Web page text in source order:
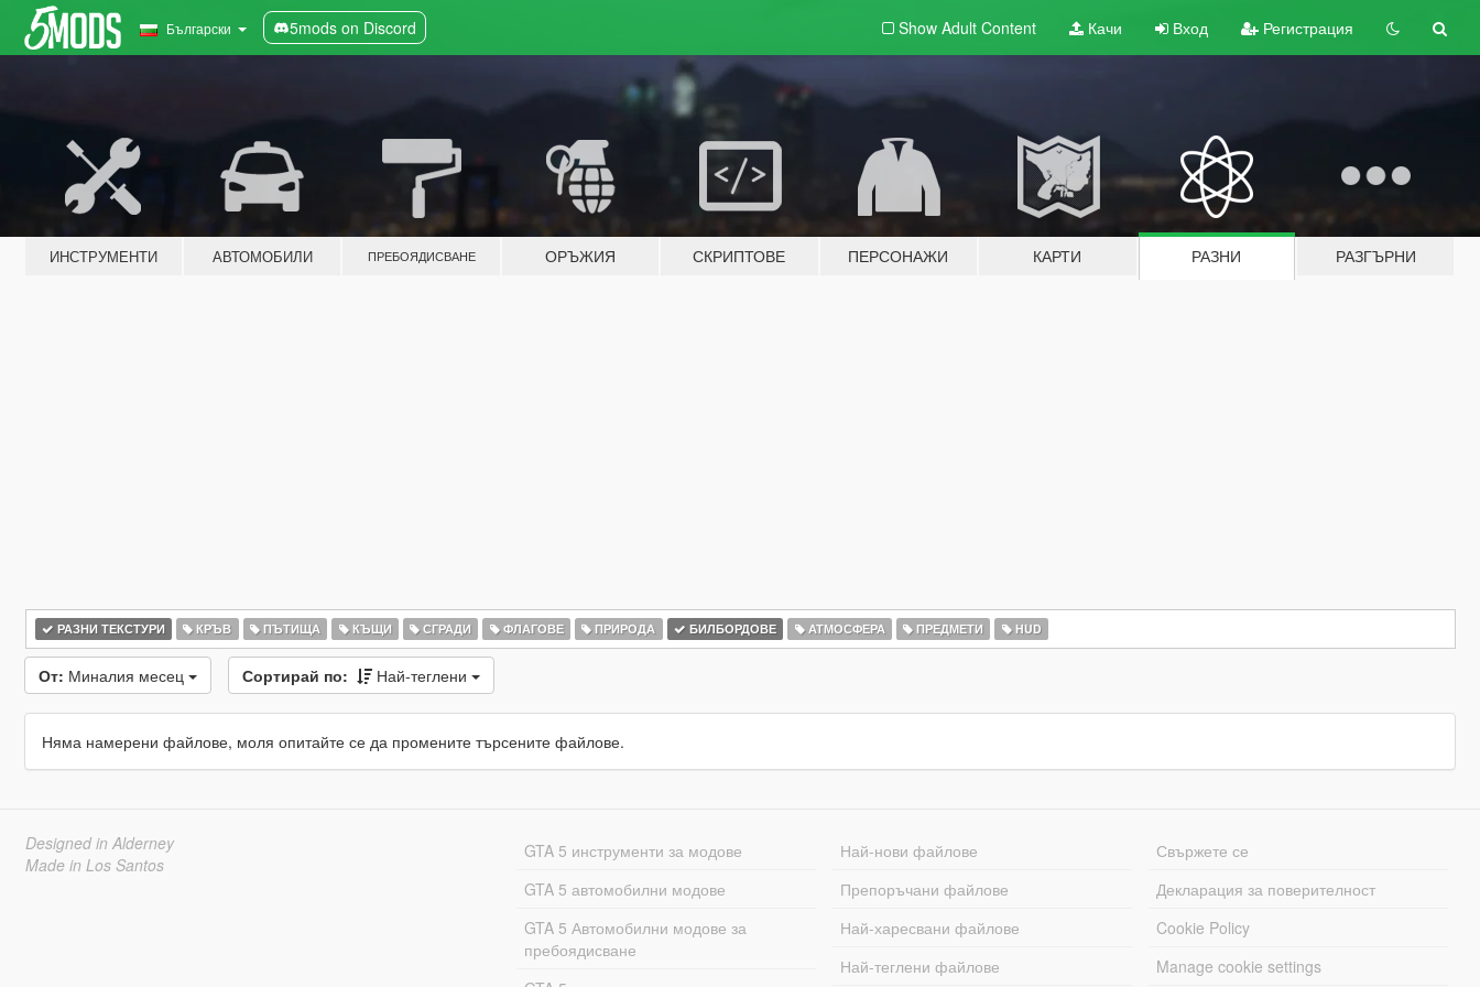
Български 5mods on Discord Show Adult Content Качи Вход Регистрация
ИНСТРУМЕНТИ АВТОМОБИЛИ ПРЕБОЯДИСВАНЕ ОРЪЖИЯ СКРИПТОВЕ ПЕРСОНАЖИ КАРТИ РАЗНИ РАЗГЪРНИ
РАЗНИ ТЕКСТУРИ КРЪВ ПЪТИЩА КЪЩИ СГРАДИ ФЛАГОВЕ ПРИРОДА БИЛБОРДОВЕ АТМОСФЕРА ПРЕДМЕТИ HUD
От: Миналия месец Сортирай по: Най-теглени
Няма намерени файлове, моля опитайте се да промените търсените файлове.
Designed in Alderney
Made in Los Santos
GTA 5 инструменти за модове
GTA 5 автомобилни модове
GTA 5 Автомобилни модове за
пребоядисване
Най-нови файлове
Препоръчани файлове
Най-харесвани файлове
Най-теглени файлове
Свържете се
Декларация за поверителност
Cookie Policy
Manage cookie settings